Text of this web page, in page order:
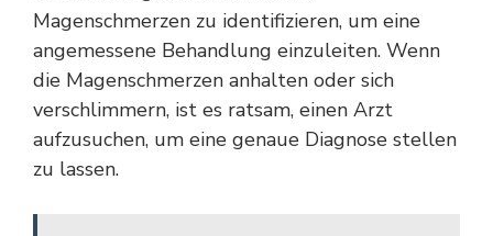
Magenschmerzen zu identifizieren, um eine
angemessene Behandlung einzuleiten. Wenn
die Magenschmerzen anhalten oder sich
verschlimmern, ist es ratsam, einen Arzt
aufzusuchen, um eine genaue Diagnose stellen
zu lassen.